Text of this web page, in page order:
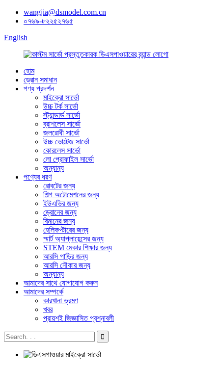
wangjia@dsmodel.com.cn
০৭৬৯-৮২২৫২৭৬৫
English
হোম
ড্রোন সমাধান
পণ্য প্রদর্শন
মাইক্রো সার্ভো
উচ্চ টর্ক সার্ভো
স্ট্যান্ডার্ড সার্ভো
ব্রাশলেস সার্ভো
জলরোধী সার্ভো
উচ্চ ভোল্টেজ সার্ভো
কোরলেস সার্ভো
লো প্রোফাইল সার্ভো
অন্যান্য
পণ্যের ধরণ
রোবটের জন্য
শিল্প অটোমেশনের জন্য
ইউএভির জন্য
ড্রোনের জন্য
বিমানের জন্য
হেলিকপ্টারের জন্য
স্মার্ট অ্যাপ্লায়েন্সের জন্য
STEM মেকার শিক্ষার জন্য
আরসি গাড়ির জন্য
আরসি নৌকার জন্য
অন্যান্য
আমাদের সাথে যোগাযোগ করুন
আমাদের সম্পর্কে
কারখানা ভ্রমণ
খবর
প্রায়শই জিজ্ঞাসিত প্রশ্নাবলী